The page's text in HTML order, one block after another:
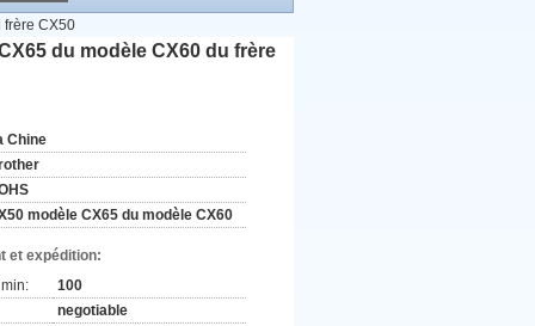
frère CX50
du modèle CX60 du frère
Chine
modèle CX65 du modèle CX60
et expédition:
100
negotiable